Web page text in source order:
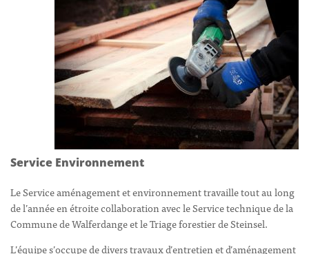
Service Environnement
Le Service aménagement et environnement travaille tout au long
de l’année en étroite collaboration avec le Service technique de la
Commune de Walferdange et le Triage forestier de Steinsel.
L’équipe s’occupe de divers travaux d’entretien et d’aménagement